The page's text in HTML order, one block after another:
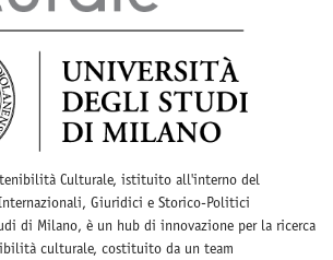
Culturale, istituito all'interno del
Giuridici e Storico-Politici
di Milano, è un hub di innovazione per la ricerca
culturale, costituito da un team